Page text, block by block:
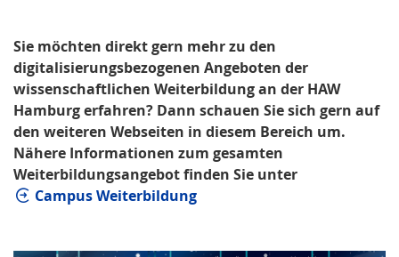
Sie möchten direkt gern mehr zu den
digitalisierungsbezogenen Angeboten der
wissenschaftlichen Weiterbildung an der HAW
Hamburg erfahren? Dann schauen Sie sich gern auf
den weiteren Webseiten in diesem Bereich um.
Nähere Informationen zum gesamten
Weiterbildungsangebot finden Sie unter
Campus Weiterbildung